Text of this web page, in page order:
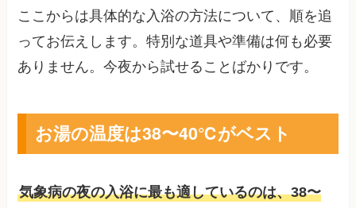
ここからは具体的な入浴の方法について、順を追
ってお伝えします。特別な道具や準備は何も必要
ありません。今夜から試せることばかりです。
お湯の温度は38〜40℃がベスト
気象病の夜の入浴に最も適しているのは、38〜